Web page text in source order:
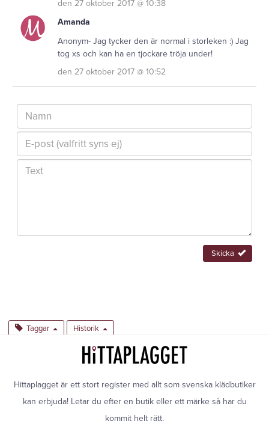
den 27 oktober 2017 @ 10:38
Amanda
Anonym- Jag tycker den är normal i storleken :) Jag
tog xs och kan ha en tjockare tröja under!
den 27 oktober 2017 @ 10:52
Skicka
Taggar Historik
Hittaplagget är ett stort register med allt som svenska klädbutiker
kan erbjuda! Letar du efter en butik eller ett märke så har du
kommit helt rätt.